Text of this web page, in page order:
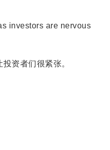
investors are nervous
资者们很紧张。